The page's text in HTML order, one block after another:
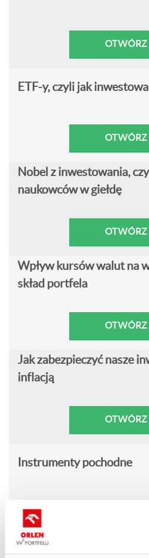
OTWÓRZ
ETF-y, czyli jak
OTWÓRZ
Nobel z inwestowania,
naukowców w giełdę
OTWÓRZ
Wpływ kursów walut na
skład portfela
OTWÓRZ
Jak zabezpieczyć nasze
inflacją
OTWÓRZ
Instrumenty pochodne
Wskaźniki wyprzedzające